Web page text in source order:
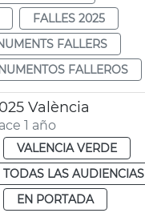
FALLES 2025
FALLERS
FALLEROS
València
1 año
VALENCIA VERDE
TODAS LAS AUDIENCIAS
EN PORTADA